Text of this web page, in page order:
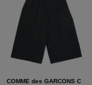
COMME des GARCONS C